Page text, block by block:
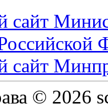
сайт
© 2026